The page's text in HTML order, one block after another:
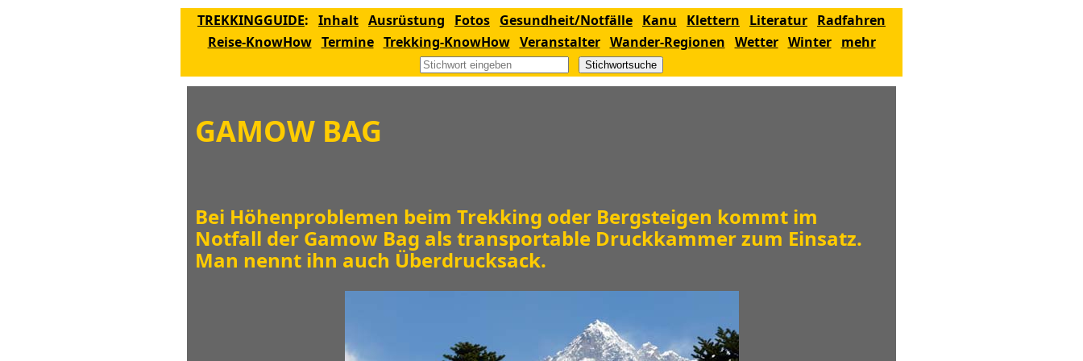
TREKKINGGUIDE: Inhalt Ausrüstung Fotos Gesundheit/Notfälle Kanu Klettern Literatur Radfahren
Reise-KnowHow Termine Trekking-KnowHow Veranstalter Wander-Regionen Wetter Winter mehr
Stichwortsuche
GAMOW BAG
Bei Höhenproblemen beim Trekking oder Bergsteigen kommt im
Notfall der Gamow Bag als transportable Druckkammer zum Einsatz.
Man nennt ihn auch Überdrucksack.